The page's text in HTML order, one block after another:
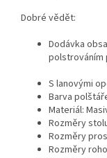
Dobré vědět:
Dodávka
polstrováním
S lanovými
Barva
Materiál:
Rozměry
Rozměry
Rozměry